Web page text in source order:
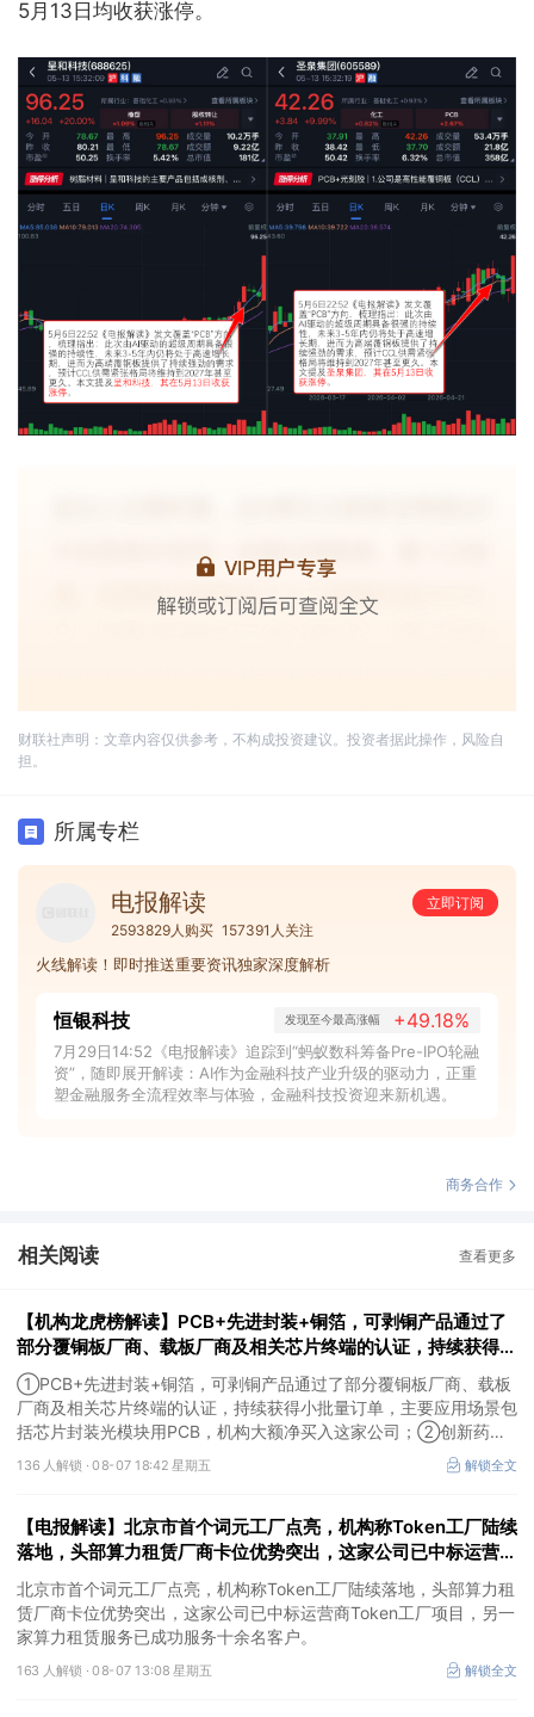
5月13日均收获涨停。
财联社声明：文章内容仅供参考，不构成投资建议。投资者据此操作，风险自
担。
所属专栏
电报解读
立即订阅
2593829人购买 157391人关注
火线解读！即时推送重要资讯独家深度解析
恒银科技 发现至今最高涨幅 +49.18%
7月29日14:52《电报解读》追踪到“蚂蚁数科筹备Pre-IPO轮融
资”，随即展开解读：AI作为金融科技产业升级的驱动力，正重
塑金融服务全流程效率与体验，金融科技投资迎来新机遇。
商务合作
相关阅读 查看更多
【机构龙虎榜解读】PCB+先进封装+铜箔，可剥铜产品通过了
部分覆铜板厂商、载板厂商及相关芯片终端的认证，持续获得小
批量订单，主要应用场景包括芯片封装光模块用PCB，机构大
额净买入这家公司
①PCB+先进封装+铜箔，可剥铜产品通过了部分覆铜板厂商、载板
厂商及相关芯片终端的认证，持续获得小批量订单，主要应用场景包
括芯片封装光模块用PCB，机构大额净买入这家公司；②创新药
CDMO+减肥药，收购国外知名CRO企业，在创新药API的化学合成
等方面具有丰富经验，具备承接细胞与基因治疗产品商业化受托生产
136 人解锁 ·08-07 18:42 星期五 解锁全文
【电报解读】北京市首个词元工厂点亮，机构称Token工厂陆续
落地，头部算力租赁厂商卡位优势突出，这家公司已中标运营商
Token工厂项目
北京市首个词元工厂点亮，机构称Token工厂陆续落地，头部算力租
赁厂商卡位优势突出，这家公司已中标运营商Token工厂项目，另一
家算力租赁服务已成功服务十余名客户。
163 人解锁 ·08-07 13:08 星期五 解锁全文